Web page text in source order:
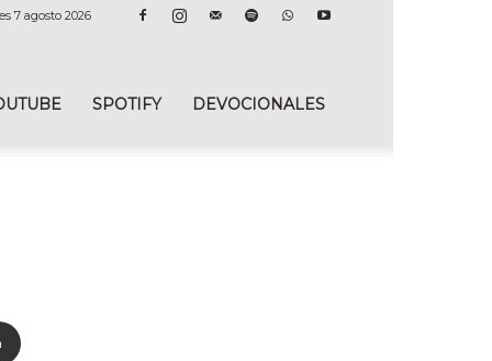
7 agosto 2026
SPOTIFY DEVOCIONALES